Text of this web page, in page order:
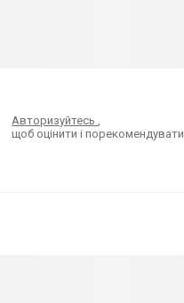
Авторизуйтесь,
щоб оцінити і порекомендувати